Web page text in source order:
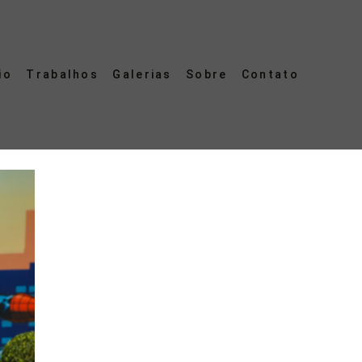
Trabalhos Galerias Sobre Contato